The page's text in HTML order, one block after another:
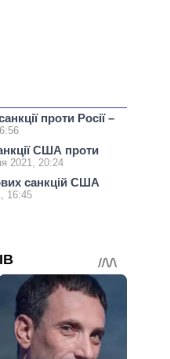
проти Росії –
США проти
2021, 20:24
санкцій США
16:45